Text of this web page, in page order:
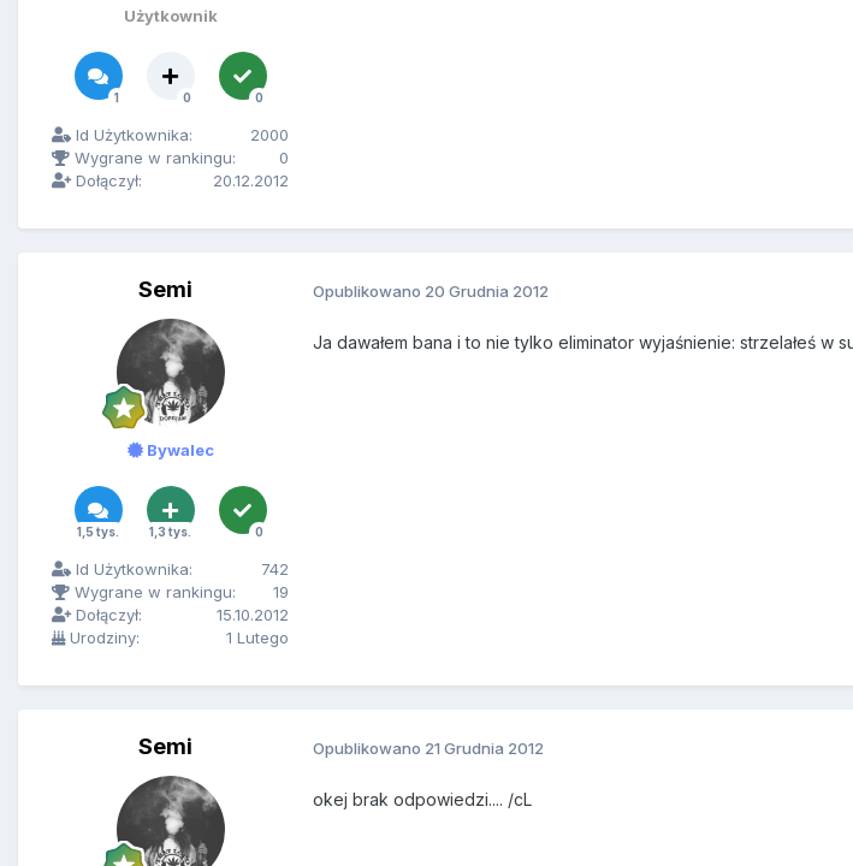
Użytkownik
1 0 0
Id Użytkownika:
2000
Wygrane w rankingu:
0
Dołączył:
20.12.2012
Semi
Bywalec
1,5 tys. 1,3 tys. 0
Id Użytkownika:
742
Wygrane w rankingu:
19
Dołączył:
15.10.2012
Urodziny:
1 Lutego
Opublikowano 20 Grudnia 2012
Ja dawałem bana i to nie tylko eliminator wyjaśnienie: strzelałeś w
Semi Opublikowano 21 Grudnia 2012
okej brak odpowiedzi.... /cL